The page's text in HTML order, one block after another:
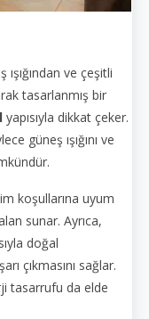
ışığından ve çeşitli
tasarlanmış bir
yapısıyla dikkat çeker.
güneş ışığını ve
koşullarına uyum
sunar. Ayrıca,
doğal
çıkmasını sağlar.
tasarrufu da elde